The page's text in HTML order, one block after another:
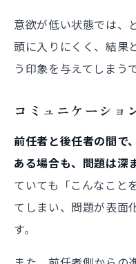
意欲が低い状態では、
頭に入りにくく、結果
う印象を与えてしまう
コミュニケーショ
前任者と後任者の間で
ある場合も、問題は深
ていても「こんなこと
てしまい、問題が表面
す。